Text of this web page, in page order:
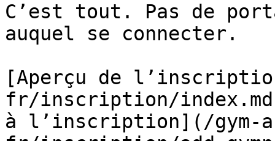
C’est tout. Pas de
auquel se connecter.
[Aperçu de
fr/inscription/
à l’inscription](/gym-